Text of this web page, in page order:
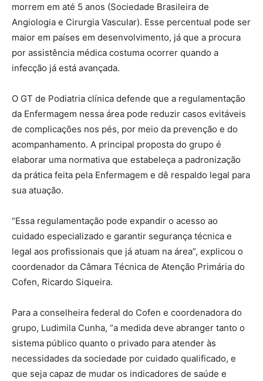
morrem em até 5 anos (Sociedade Brasileira de
Angiologia e Cirurgia Vascular). Esse percentual pode ser
maior em países em desenvolvimento, já que a procura
por assistência médica costuma ocorrer quando a
infecção já está avançada.
O GT de Podiatria clínica defende que a regulamentação
da Enfermagem nessa área pode reduzir casos evitáveis
de complicações nos pés, por meio da prevenção e do
acompanhamento. A principal proposta do grupo é
elaborar uma normativa que estabeleça a padronização
da prática feita pela Enfermagem e dê respaldo legal para
sua atuação.
“Essa regulamentação pode expandir o acesso ao
cuidado especializado e garantir segurança técnica e
legal aos profissionais que já atuam na área”, explicou o
coordenador da Câmara Técnica de Atenção Primária do
Cofen, Ricardo Siqueira.
Para a conselheira federal do Cofen e coordenadora do
grupo, Ludimila Cunha, “a medida deve abranger tanto o
sistema público quanto o privado para atender às
necessidades da sociedade por cuidado qualificado, e
que seja capaz de mudar os indicadores de saúde e